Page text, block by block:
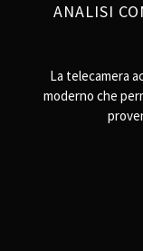
ANALISI
La telecamera
moderno che